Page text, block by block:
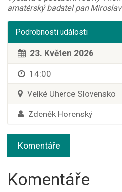
amatérský badatel pan Miroslav
Podrobnosti události
23. Květen 2026
14:00
Velké Uherce Slovensko
Zdeněk Horenský
Komentáře
Komentáře